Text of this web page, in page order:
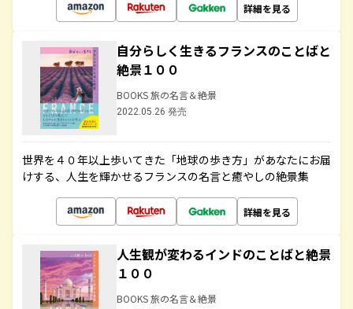
詳細を見る
自分らしく生きるフランスのことばと
絶景１００
BOOKS 旅の名言＆絶景
2022.05.26 発売
世界を４０年以上歩いてきた「地球の歩き方」があなたにお届
けする、人生を輝かせるフランスの名言と癒やしの絶景集
詳細を見る
人生観が変わるインドのことばと絶景
１００
BOOKS 旅の名言＆絶景